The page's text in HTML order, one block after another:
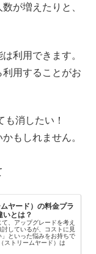
が増えたりと、
利用できます。
用することがお
消したい！
もしれません。
ヤード）の料金プラ
いとは？
、アップグレードを考え
しているが、コストに見
といった悩みをお持ちで
ストリームヤード）は